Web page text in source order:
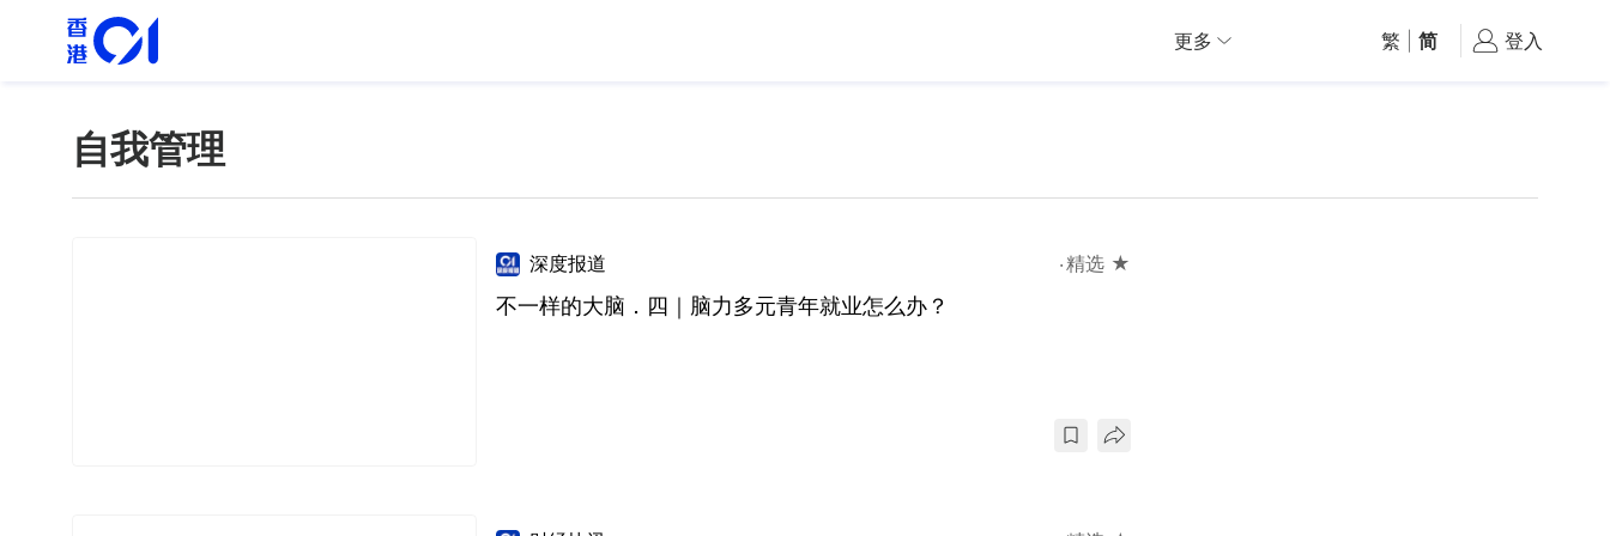
更多 繁 简 登入
自我管理
深度报道 精选 ★
不一样的大脑．四｜脑力多元青年就业怎么办？